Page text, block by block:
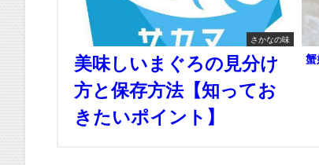
さかなの味
美味しいまぐろの見分け
方と保存方法【知ってお
きたいポイント】
蟹